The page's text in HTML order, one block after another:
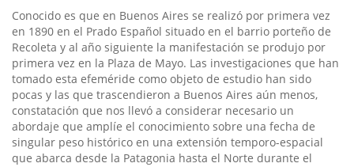
Conocido es que en Buenos Aires se realizó por primera vez
en 1890 en el Prado Español situado en el barrio porteño de
Recoleta y al año siguiente la manifestación se produjo por
primera vez en la Plaza de Mayo. Las investigaciones que han
tomado esta efeméride como objeto de estudio han sido
pocas y las que trascendieron a Buenos Aires aún menos,
constatación que nos llevó a considerar necesario un
abordaje que amplíe el conocimiento sobre una fecha de
singular peso histórico en una extensión temporo-espacial
que abarca desde la Patagonia hasta el Norte durante el